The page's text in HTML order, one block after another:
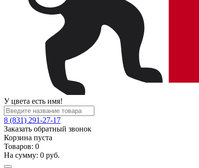
У цвета есть имя!
8 (831) 291-27-17
Заказать обратный звонок
Корзина пуста
Товаров: 0
На сумму: 0 руб.